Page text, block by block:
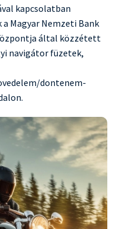
kapcsolatban
Magyar Nemzeti Bank
által közzétett
navigátor füzetek,
dontenem-